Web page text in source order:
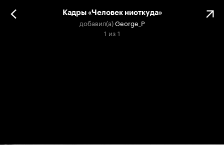
Кадры «Человек ниоткуда»
добавил(а)George_P
1 из 1